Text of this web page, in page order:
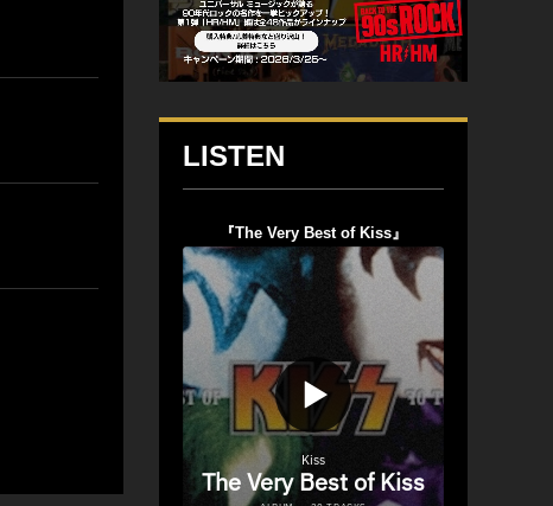
LISTEN
『The Very Best of Kiss』